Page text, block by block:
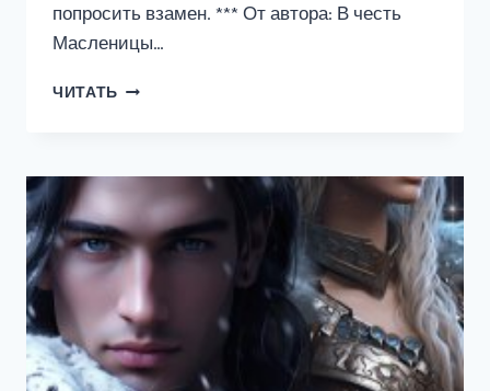
попросить взамен. *** От автора: В честь
Масленицы…
ЧИТАТЬ ВЗГЛЯД